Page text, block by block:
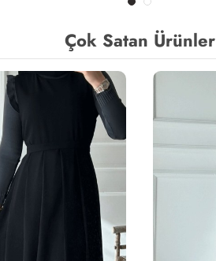
Çok Satan Ürünler